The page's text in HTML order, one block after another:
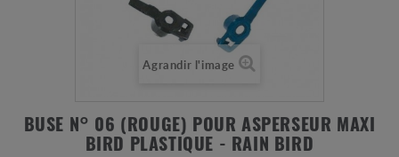
Agrandir l'image
BUSE N° 06 (ROUGE) POUR ASPERSEUR MAXI
BIRD PLASTIQUE - RAIN BIRD